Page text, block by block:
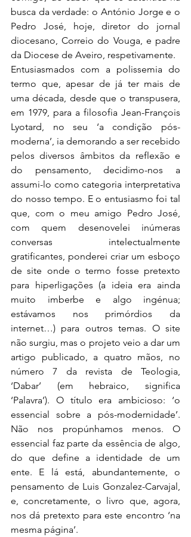
busca da verdade: o António Jorge e o
Pedro José, hoje, diretor do jornal
diocesano, Correio do Vouga, e padre
da Diocese de Aveiro, respetivamente.
Entusiasmados com a polissemia do
termo que, apesar de já ter mais de
uma década, desde que o transpusera,
em 1979, para a filosofia Jean-François
Lyotard, no seu ‘a condição pós-
moderna’, ia demorando a ser recebido
pelos diversos âmbitos da reflexão e
do pensamento, decidimo-nos a
assumi-lo como categoria interpretativa
do nosso tempo. E o entusiasmo foi tal
que, com o meu amigo Pedro José,
com quem desenovelei inúmeras
conversas intelectualmente
gratificantes, ponderei criar um esboço
de site onde o termo fosse pretexto
para hiperligações (a ideia era ainda
muito imberbe e algo ingénua;
estávamos nos primórdios da
internet…) para outros temas. O site
não surgiu, mas o projeto veio a dar um
artigo publicado, a quatro mãos, no
número 7 da revista de Teologia,
‘Dabar’ (em hebraico, significa
‘Palavra’). O título era ambicioso: ‘o
essencial sobre a pós-modernidade’.
Não nos propúnhamos menos. O
essencial faz parte da essência de algo,
do que define a identidade de um
ente. E lá está, abundantemente, o
pensamento de Luis Gonzalez-Carvajal,
e, concretamente, o livro que, agora,
nos dá pretexto para este encontro ‘na
mesma página’.